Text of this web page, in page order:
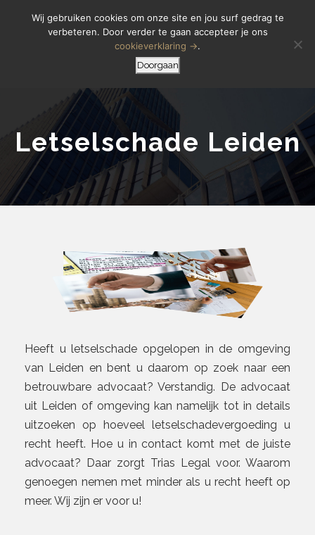
Letselschade Melden 06 14 200 440
Letselschade Leiden
Heeft u letselschade opgelopen in de omgeving
van Leiden en bent u daarom op zoek naar een
betrouwbare advocaat? Verstandig. De advocaat
uit Leiden of omgeving kan namelijk tot in details
uitzoeken op hoeveel letselschadevergoeding u
recht heeft. Hoe u in contact komt met de juiste
advocaat? Daar zorgt Trias Legal voor. Waarom
genoegen nemen met minder als u recht heeft op
meer. Wij zijn er voor u!
Wij gebruiken cookies om onze site en jou surf gedrag te
verbeteren. Door verder te gaan accepteer je ons
cookieverklaring →.
Doorgaan